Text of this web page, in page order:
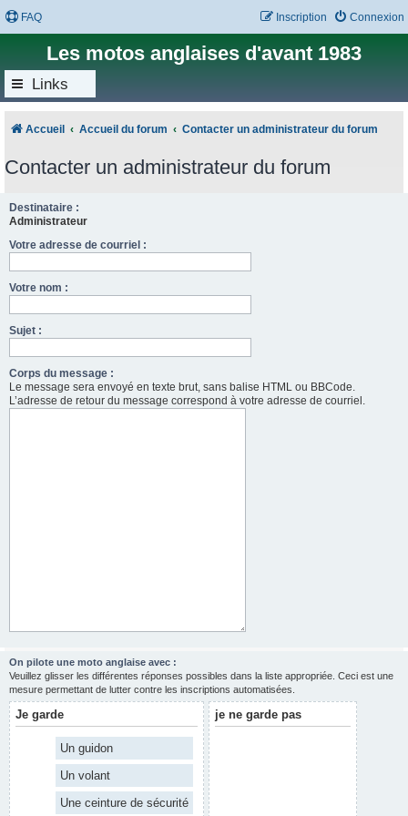
FAQ Connexion
Inscription
Les motos anglaises d'avant 1983
Links
Accueil Accueil du forum Contacter un administrateur du forum
Contacter un administrateur du forum
Destinataire :
Administrateur
Votre adresse de courriel :
Votre nom :
Sujet :
Corps du message :
Le message sera envoyé en texte brut, sans balise HTML ou BBCode.
L’adresse de retour du message correspond à votre adresse de courriel.
On pilote une moto anglaise avec :
Veuillez glisser les différentes réponses possibles dans la liste appropriée. Ceci est une
mesure permettant de lutter contre les inscriptions automatisées.
Je garde
Un guidon
Un volant
Une ceinture de sécurité
je ne garde pas